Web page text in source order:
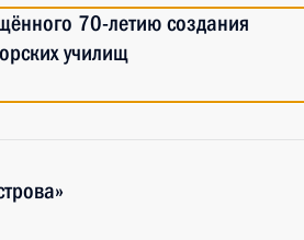
70-летию создания
училищ